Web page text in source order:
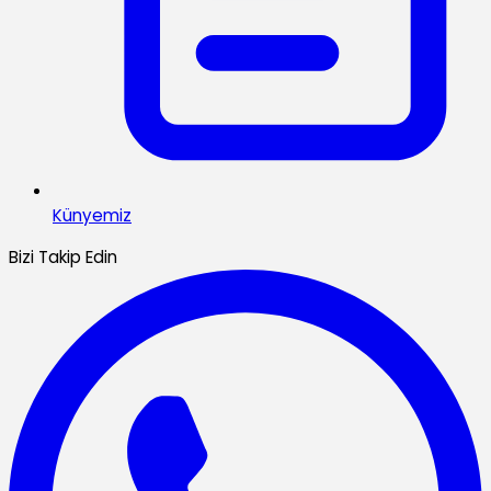
Künyemiz
Bizi Takip Edin